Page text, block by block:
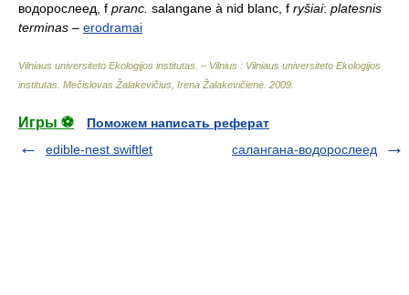
водорослеед, f pranc. salangane à nid blanc, f ryšiai: platesnis
terminas – erodramai
Vilniaus universiteto Ekologijos institutas. – Vilnius : Vilniaus universiteto Ekologijos
institutas Mečislovas Žalakevičius, Irena Žalakevičienė 2009
Игры ⚽
Поможем написать реферат
edible-nest swiftlet
салангана-водорослеед